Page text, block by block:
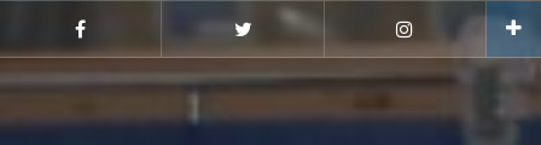
ン
テ
Facebook Twitter Instagram